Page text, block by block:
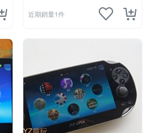
近期銷量1件